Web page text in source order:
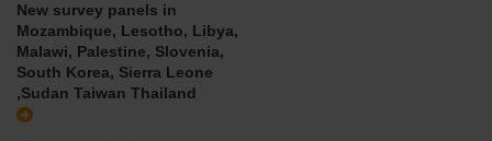
New survey panels in
Mozambique, Lesotho, Libya,
Malawi, Palestine, Slovenia,
South Korea, Sierra Leone
,Sudan Taiwan Thailand